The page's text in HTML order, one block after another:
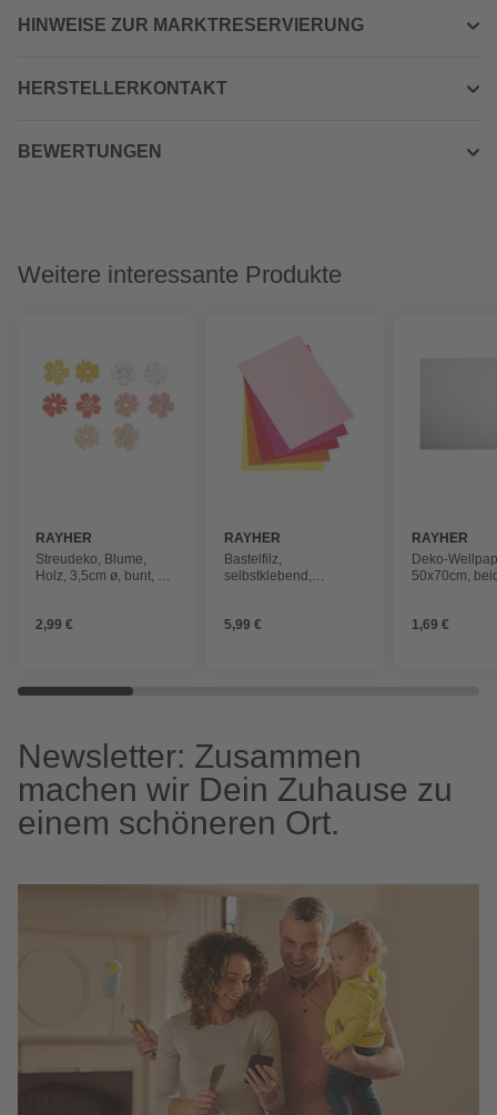
HINWEISE ZUR MARKTRESERVIERUNG
HERSTELLERKONTAKT
BEWERTUNGEN
Weitere interessante Produkte
RAYHER
Streudeko, Blume,
Holz, 3,5cm ø, bunt, mit
2,99 €
RAYHER
Bastelfilz,
selbstklebend,
5,99 €
RAYHER
Deko-
50x70cm,
1,69 €
Newsletter: Zusammen
machen wir Dein Zuhause zu
einem schöneren Ort.